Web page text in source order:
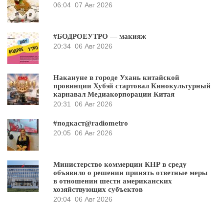
06:04 07 Авг 2026
#БОДРОЕУТРО — макияж
20:34 06 Авг 2026
Накануне в городе Ухань китайской
провинции Хубэй стартовал Кинокультурный
карнавал Медиакорпорации Китая
20:31
06 Авг 2026
#подкаст@radiometro
20:05 06 Авг 2026
Министерство коммерции КНР в среду
объявило о решении принять ответные меры
в отношении шести американских
хозяйствующих субъектов
20:04 06 Авг 2026